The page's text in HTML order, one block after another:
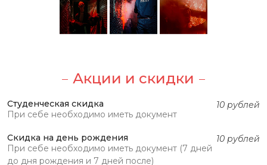
Акции и скидки
10 рублей
Студенческая скидка
При себе необходимо иметь документ
10 рублей
Скидка на день рождения
При себе необходимо иметь документ (7 дней
до дня рождения и 7 дней после)